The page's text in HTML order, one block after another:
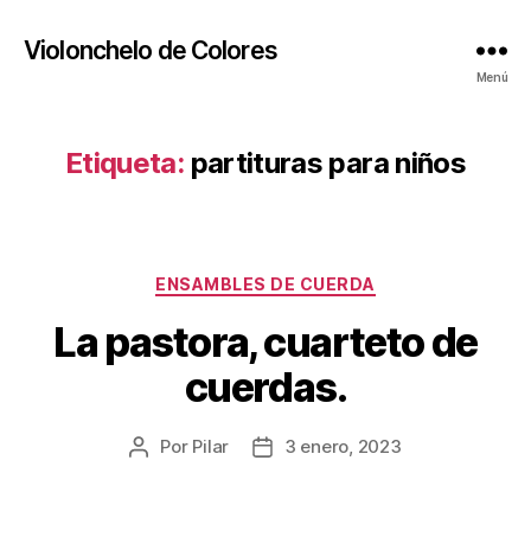
Violonchelo de Colores
Menú
Etiqueta: partituras para niños
Categorías
ENSAMBLES DE CUERDA
La pastora, cuarteto de
cuerdas.
Autor
Por Pilar
Fecha3 enero, 2023